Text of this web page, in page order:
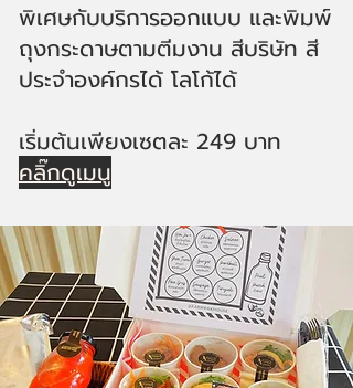
พิเศษกับบริการออกแบบ และพิมพ์
ถุงกระดาษตามตีมงาน สีบริษัท สี
ประจำองค์กรได้ โลโก้ได้
เริ่มต้นเพียงเซตละ 249 บาท
คลิ๊กดูเมนู